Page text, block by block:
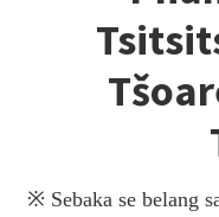
※ Sebaka se belang